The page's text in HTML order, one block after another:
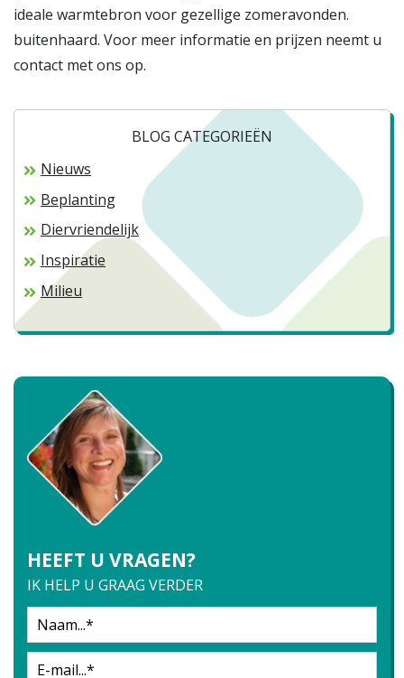
ideale warmtebron voor gezellige zomeravonden.
buitenhaard. Voor meer informatie en prijzen neemt u
contact met ons op.
BLOG CATEGORIEËN
Nieuws
Beplanting
Diervriendelijk
Inspiratie
Milieu
HEEFT U VRAGEN?
IK HELP U GRAAG VERDER